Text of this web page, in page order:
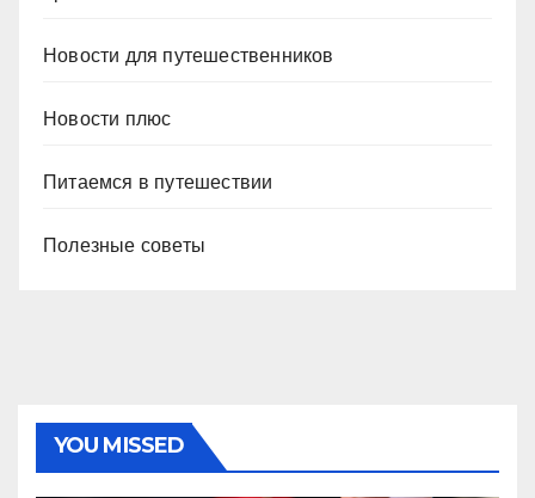
Новости для путешественников
Новости плюс
Питаемся в путешествии
Полезные советы
YOU MISSED